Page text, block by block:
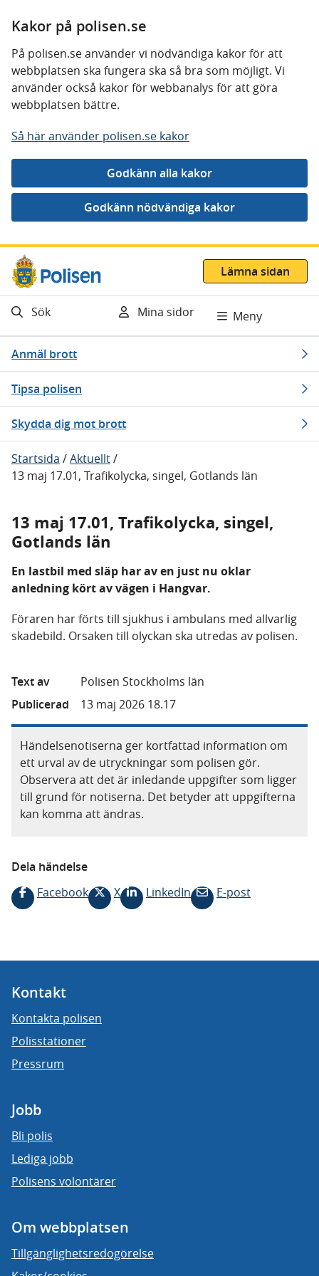
Kakor på polisen.se
På polisen.se använder vi nödvändiga kakor för att
webbplatsen ska fungera ska så bra som möjligt. Vi
använder också kakor för webbanalys för att göra
webbplatsen bättre.
Så här använder polisen.se kakor
Gå direkt till innehåll
Lämna sidan
Sök Mina sidor Meny
Anmäl brott
Tipsa polisen
Skydda dig mot brott
Startsida /Aktuellt/
13 maj 17.01, Trafikolycka, singel, Gotlands län
13 maj 17.01, Trafikolycka, singel,
Gotlands län
En lastbil med släp har av en just nu oklar
anledning kört av vägen i Hangvar.
Föraren har förts till sjukhus i ambulans med allvarlig
skadebild. Orsaken till olyckan ska utredas av polisen.
Text av
Polisen Stockholms län
Publicerad
13 maj 2026 18.17
Händelsenotiserna ger kortfattad information om
ett urval av de utryckningar som polisen gör.
Observera att det är inledande uppgifter som ligger
till grund för notiserna. Det betyder att uppgifterna
kan komma att ändras.
Dela händelse
Facebook
X LinkedIn E-post
Kontakt
Kontakta polisen
Polisstationer
Pressrum
Jobb
Bli polis
Lediga jobb
Polisens volontärer
Om webbplatsen
Tillgänglighetsredogörelse